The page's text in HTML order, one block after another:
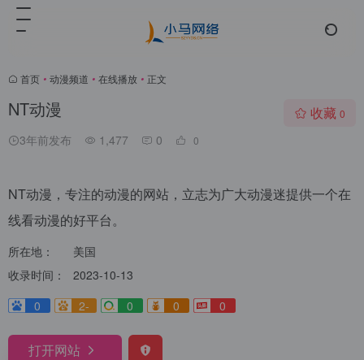
首页 • 动漫频道 • 在线播放 • 正文
NT动漫
3年前发布 1,477 0 0
收藏 0
NT动漫，专注的动漫的网站，立志为广大动漫迷提供一个在
线看动漫的好平台。
所在地：
美国
收录时间：
2023-10-13
0
2- 0 0 0
打开网站